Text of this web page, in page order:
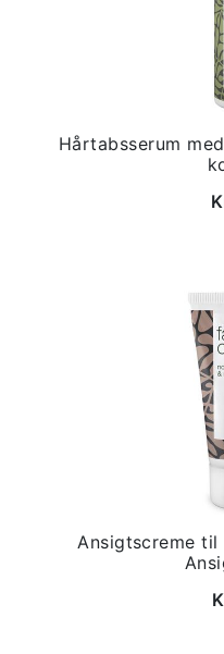
Hårtabsserum
Ansigtscreme til